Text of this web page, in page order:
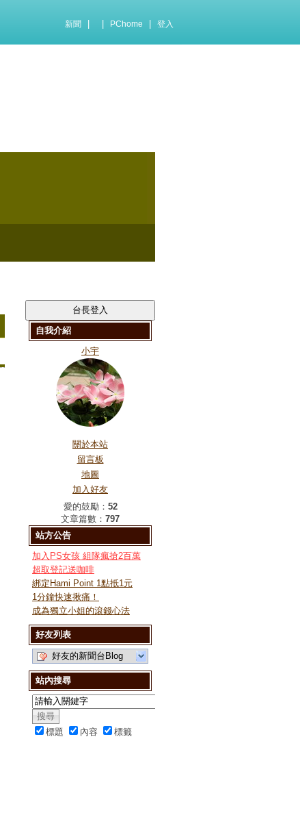
新聞 PChome 登入
自我介紹
小宇
關於本站
留言板
地圖
加入好友
愛的鼓勵： 52
文章篇數： 797
站方公告
加入PS女孩 組隊瘋搶2百萬
超取登記送咖啡
綁定Hami Point 1點抵1元
1分鐘快速揪痛！
成為獨立小姐的滾錢心法
好友列表
好友的新聞台Blog
站內搜尋
標題 內容 標籤